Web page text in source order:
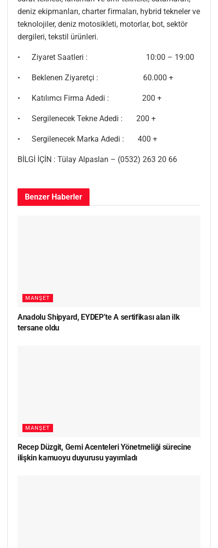
deniz ekipmanları, charter firmaları, hybrid tekneler ve
teknolojiler, deniz motosikleti, motorlar, bot, sektör
dergileri, tekstil ürünleri.
• Ziyaret Saatleri : 10:00 – 19:00
• Beklenen Ziyaretçi : 60.000 +
• Katılımcı Firma Adedi : 200 +
• Sergilenecek Tekne Adedi : 200 +
• Sergilenecek Marka Adedi : 400 +
BİLGİ İÇİN : Tülay Alpaslan – (0532) 263 20 66
Benzer Haberler
MANŞET
Anadolu Shipyard, EYDEP’te A sertifikası alan ilk
tersane oldu
MANŞET
Recep Düzgit, Gemi Acenteleri Yönetmeliği sürecine
ilişkin kamuoyu duyurusu yayımladı